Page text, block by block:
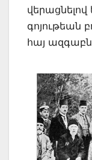
գոյութեան
հայ